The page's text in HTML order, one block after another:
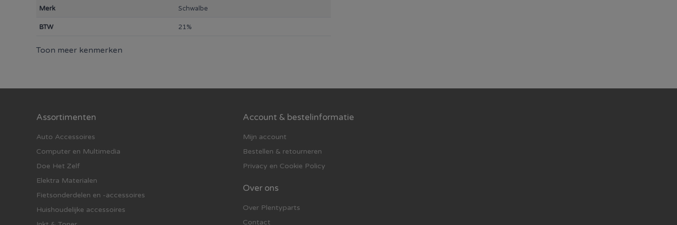
Merk Schwalbe
BTW 21%
Toon meer kenmerken
Assortimenten
Auto Accessoires
Computer en Multimedia
Doe Het Zelf
Elektra Materialen
Fietsonderdelen en -accessoires
Huishoudelijke accessoires
Account & bestelinformatie
Mijn account
Bestellen & retourneren
Privacy en Cookie Policy
Over ons
Over Plentyparts
Contact